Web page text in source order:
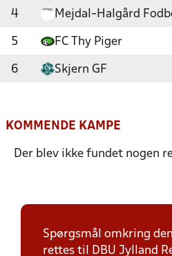
4 Mejdal-Halgård
5 FC Thy Piger
6 Skjern GF
KOMMENDE KAMPE
Der blev ikke fundet nogen
Spørgsmål omkring
rettes til DBU Jylland